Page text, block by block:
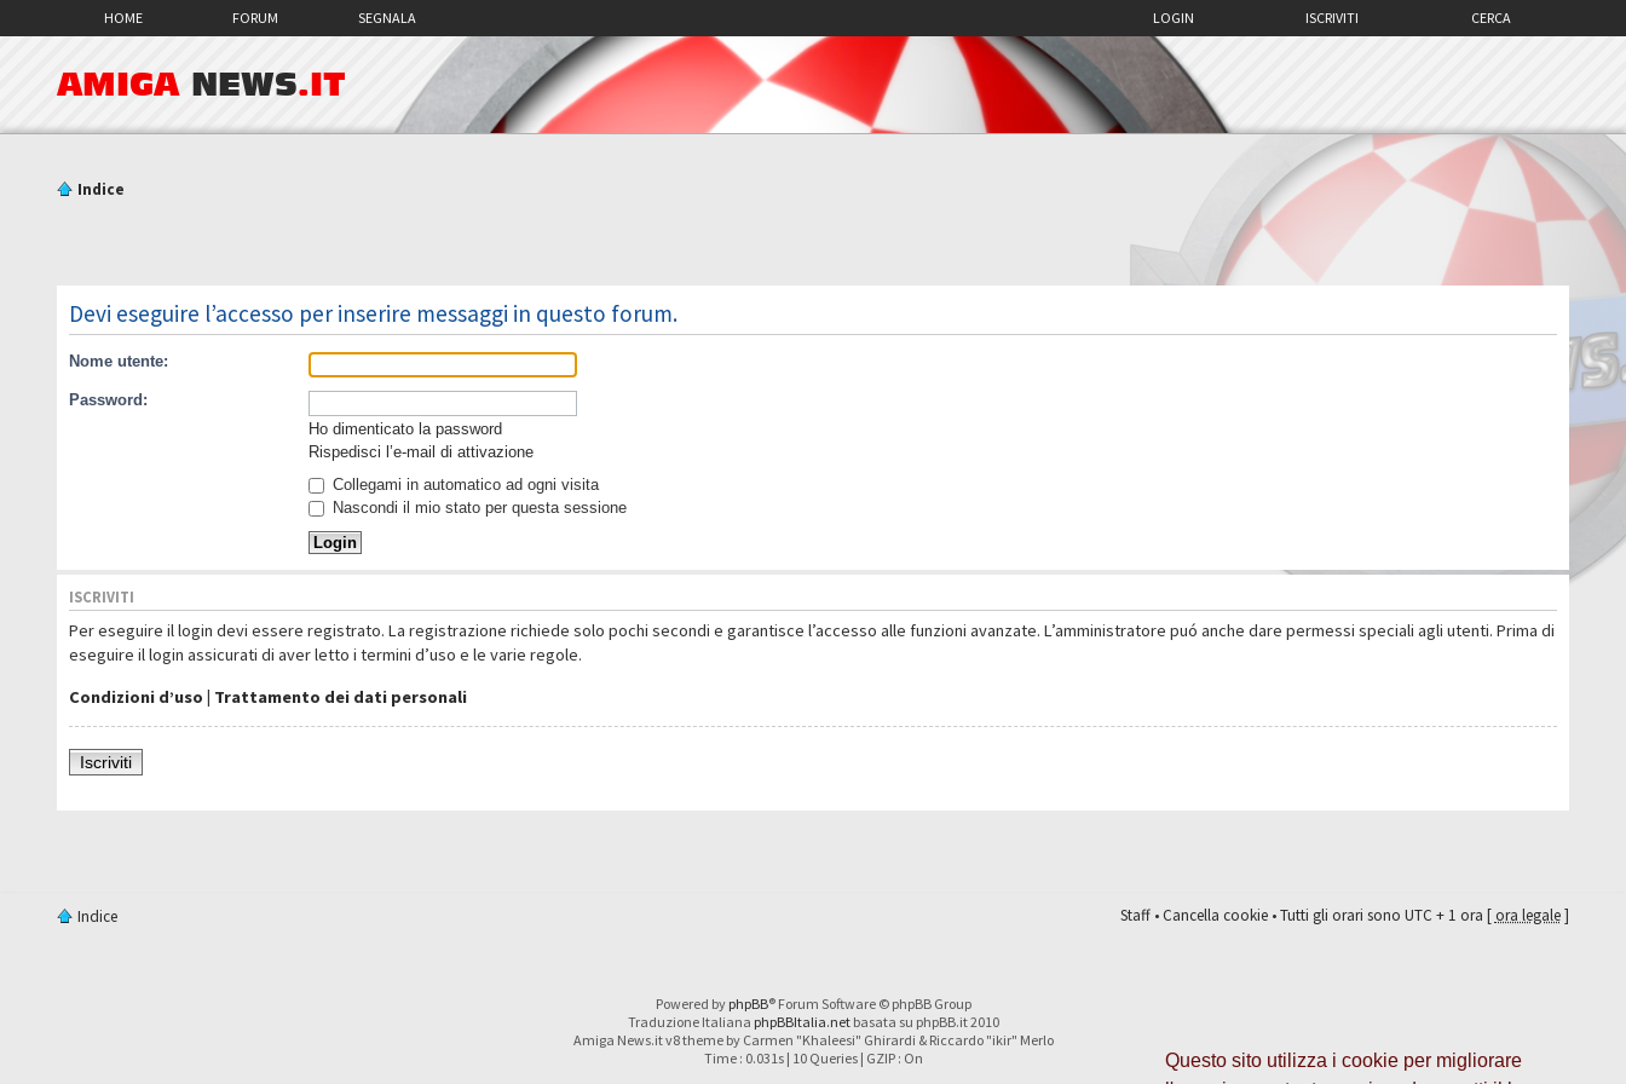
Questo sito utilizza i cookie per migliorare
HOME FORUM SEGNALA CERCA
ISCRIVITI
LOGIN
AMIGA NEWS.IT
Indice
Devi eseguire l’accesso per inserire messaggi in questo forum.
Nome utente:
Password:
Ho dimenticato la password
Rispedisci l’e-mail di attivazione
Collegami in automatico ad ogni visita
Nascondi il mio stato per questa sessione
ISCRIVITI
Per eseguire il login devi essere registrato. La registrazione richiede solo pochi secondi e garantisce l’accesso alle funzioni avanzate. L’amministratore puó anche dare permessi speciali agli utenti. Prima di
eseguire il login assicurati di aver letto i termini d’uso e le varie regole.
Condizioni d’uso | Trattamento dei dati personali
Iscriviti
Indice Staff•Cancella cookie• Tutti gli orari sono UTC + 1 ora [ora legale]
Powered by phpBB® Forum Software © phpBB Group
Traduzione Italiana phpBBItalia.netbasata su phpBB.it 2010
Amiga News.it v8 theme by Carmen "Khaleesi" Ghirardi & Riccardo "ikir" Merlo
Time : 0.031s | 10 Queries | GZIP : On